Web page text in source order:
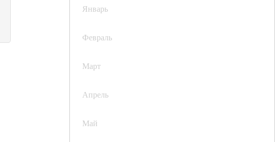
Январь
Февраль
Март
Апрель
Май